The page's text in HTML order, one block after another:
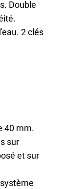
Double
2 clés
40 mm.
sur
et sur